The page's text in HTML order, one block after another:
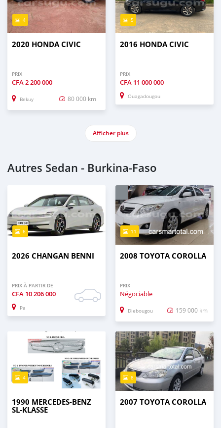
4
2020 HONDA CIVIC
PRIX
CFA2 200 000
Bekuy 80 000 km
5
2016 HONDA CIVIC
PRIX
CFA 11 000 000
Ouagadougou
Afficher plus
Autres Sedan - Burkina-Faso
6
2026 CHANGAN BENNI
PRIX À PARTIR DE
CFA 10 206 000
Pa
11
2008 TOYOTA COROLLA
PRIX
Négociable
Diebougou 159 000 km
4
1990 MERCEDES-BENZ
SL-KLASSE
8
2007 TOYOTA COROLLA